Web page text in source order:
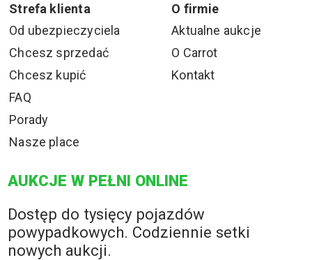
Strefa klienta
O firmie
Od ubezpieczyciela
Chcesz sprzedać
Chcesz kupić
FAQ
Porady
Nasze place
Aktualne aukcje
O Carrot
Kontakt
AUKCJE W PEŁNI ONLINE
Dostęp do tysięcy pojazdów
powypadkowych. Codziennie setki
nowych aukcji.